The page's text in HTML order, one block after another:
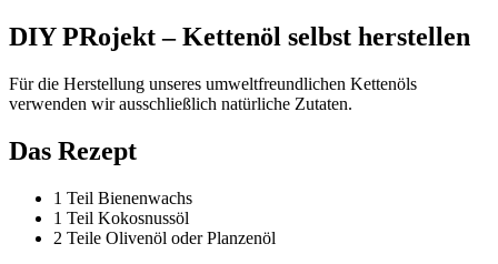
DIY PRojekt – Kettenöl selbst herstellen
Für die Herstellung unseres umweltfreundlichen Kettenöls
verwenden wir ausschließlich natürliche Zutaten.
Das Rezept
1 Teil Bienenwachs
1 Teil Kokosnussöl
2 Teile Olivenöl oder Planzenöl